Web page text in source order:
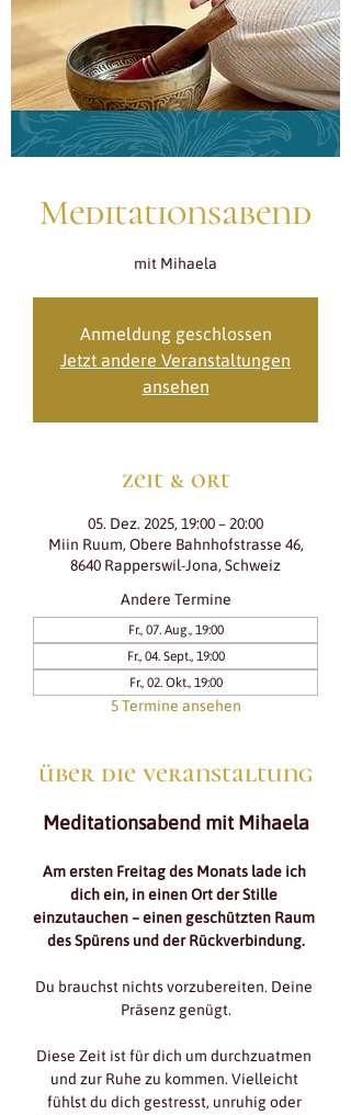
Meditationsabend
mit Mihaela
Anmeldung geschlossen
Jetzt andere Veranstaltungen
ansehen
zeit & ort
05. Dez. 2025, 19:00 – 20:00
Miin Ruum, Obere Bahnhofstrasse 46,
8640 Rapperswil-Jona, Schweiz
Andere Termine
Fr., 07. Aug., 19:00
Fr., 04. Sept., 19:00
Fr., 02. Okt., 19:00
5 Termine ansehen
über die veranstaltung
Meditationsabend mit Mihaela
Am ersten Freitag des Monats lade ich
dich ein, in einen Ort der Stille
einzutauchen – einen geschützten Raum
des Spürens und der Rückverbindung.
Du brauchst nichts vorzubereiten. Deine
Präsenz genügt.
Diese Zeit ist für dich um durchzuatmen
und zur Ruhe zu kommen. Vielleicht
fühlst du dich gestresst, unruhig oder